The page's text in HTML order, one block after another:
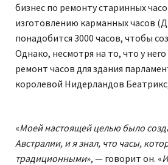
бизнес по ремонту старинных
изготовлению карманных часов
понадобится 3000 часов, чтобы
Однако, несмотря на то, что у
ремонт часов для здания
королевой Нидерландов
«Моей настоящей целью было
Австралии, и я знал, что часы,
традиционными», — говорит он. «